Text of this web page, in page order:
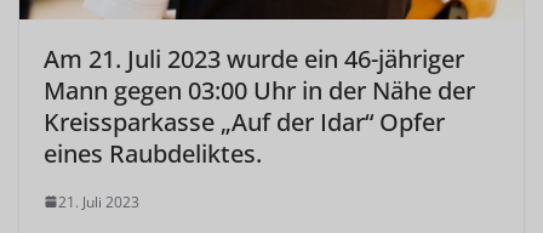
Am 21. Juli 2023 wurde ein 46-jähriger
Mann gegen 03:00 Uhr in der Nähe der
Kreissparkasse „Auf der Idar“ Opfer
eines Raubdeliktes.
21. Juli 2023